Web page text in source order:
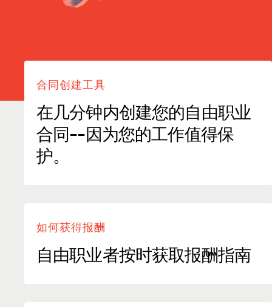
合同创建工具
在几分钟内创建您的自由职业
合同--因为您的工作值得保
护。
如何获得报酬
自由职业者按时获取报酬指南